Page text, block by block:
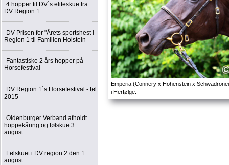
4 hopper til DV´s eliteskue fra
DV Region 1
DV Prisen for "Årets sportshest i
Region 1 til Familien Holstein
Fantastiske 2 års hopper på
Horsefestival
DV Region 1´s Horsefestival - føl
2015
Oldenburger Verband afholdt
hoppekåring og følskue 3.
august
Følskuet i DV region 2 den 1.
august
Emperia (Connery x Hohenstein x
i Herfølge.